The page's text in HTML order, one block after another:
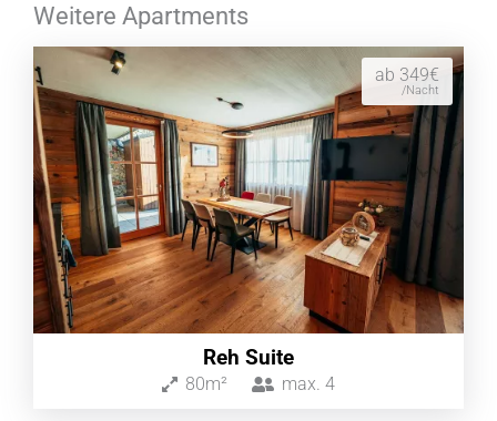
Weitere Apartments
ab 349€
/Nacht
Reh Suite
80m² max. 4